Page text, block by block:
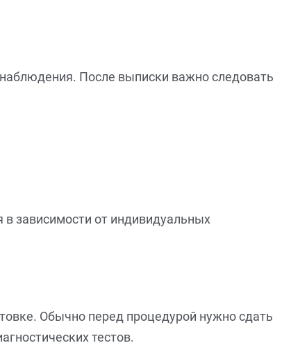
После выписки важно следовать
зависимости от индивидуальных
Обычно перед процедурой нужно сдать
тестов.